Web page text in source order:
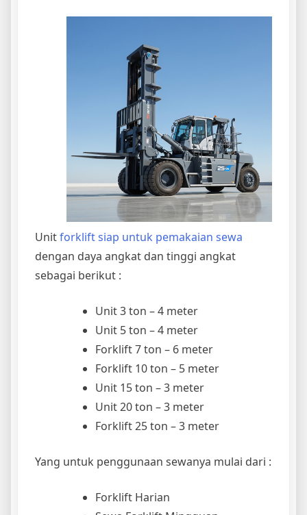
Unitforklift siap untuk pemakaian sewa
dengan daya angkat dan tinggi angkat
sebagai berikut :
Unit 3 ton – 4 meter
Unit 5 ton – 4 meter
Forklift 7 ton – 6 meter
Forklift 10 ton – 5 meter
Unit 15 ton – 3 meter
Unit 20 ton – 3 meter
Forklift 25 ton – 3 meter
Yang untuk penggunaan sewanya mulai dari :
Forklift Harian